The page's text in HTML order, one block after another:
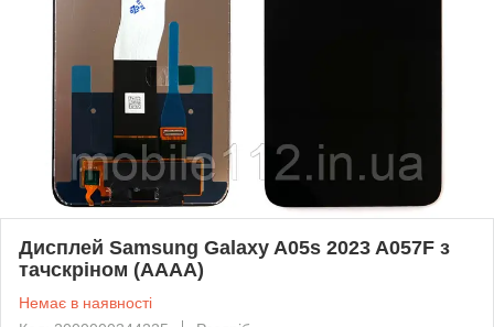
Дисплей Samsung Galaxy A05s 2023 A057F з
тачскріном (AAAA)
Немає в наявності